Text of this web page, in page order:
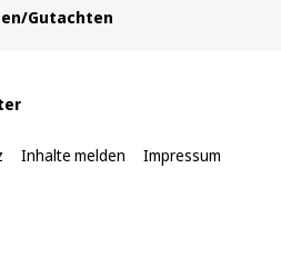
Gutachten
Inhalte melden Impressum